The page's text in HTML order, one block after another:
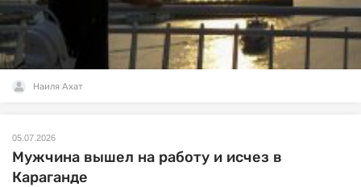
Наиля Ахат
05.07.2026
Мужчина вышел на работу и исчез в
Караганде